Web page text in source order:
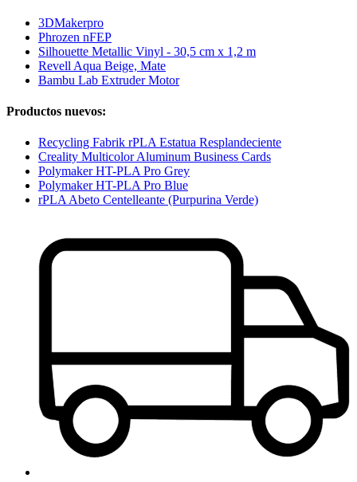
3DMakerpro
Phrozen nFEP
Silhouette Metallic Vinyl - 30,5 cm x 1,2 m
Revell Aqua Beige, Mate
Bambu Lab Extruder Motor
Productos nuevos:
Recycling Fabrik rPLA Estatua Resplandeciente
Creality Multicolor Aluminum Business Cards
Polymaker HT-PLA Pro Grey
Polymaker HT-PLA Pro Blue
rPLA Abeto Centelleante (Purpurina Verde)